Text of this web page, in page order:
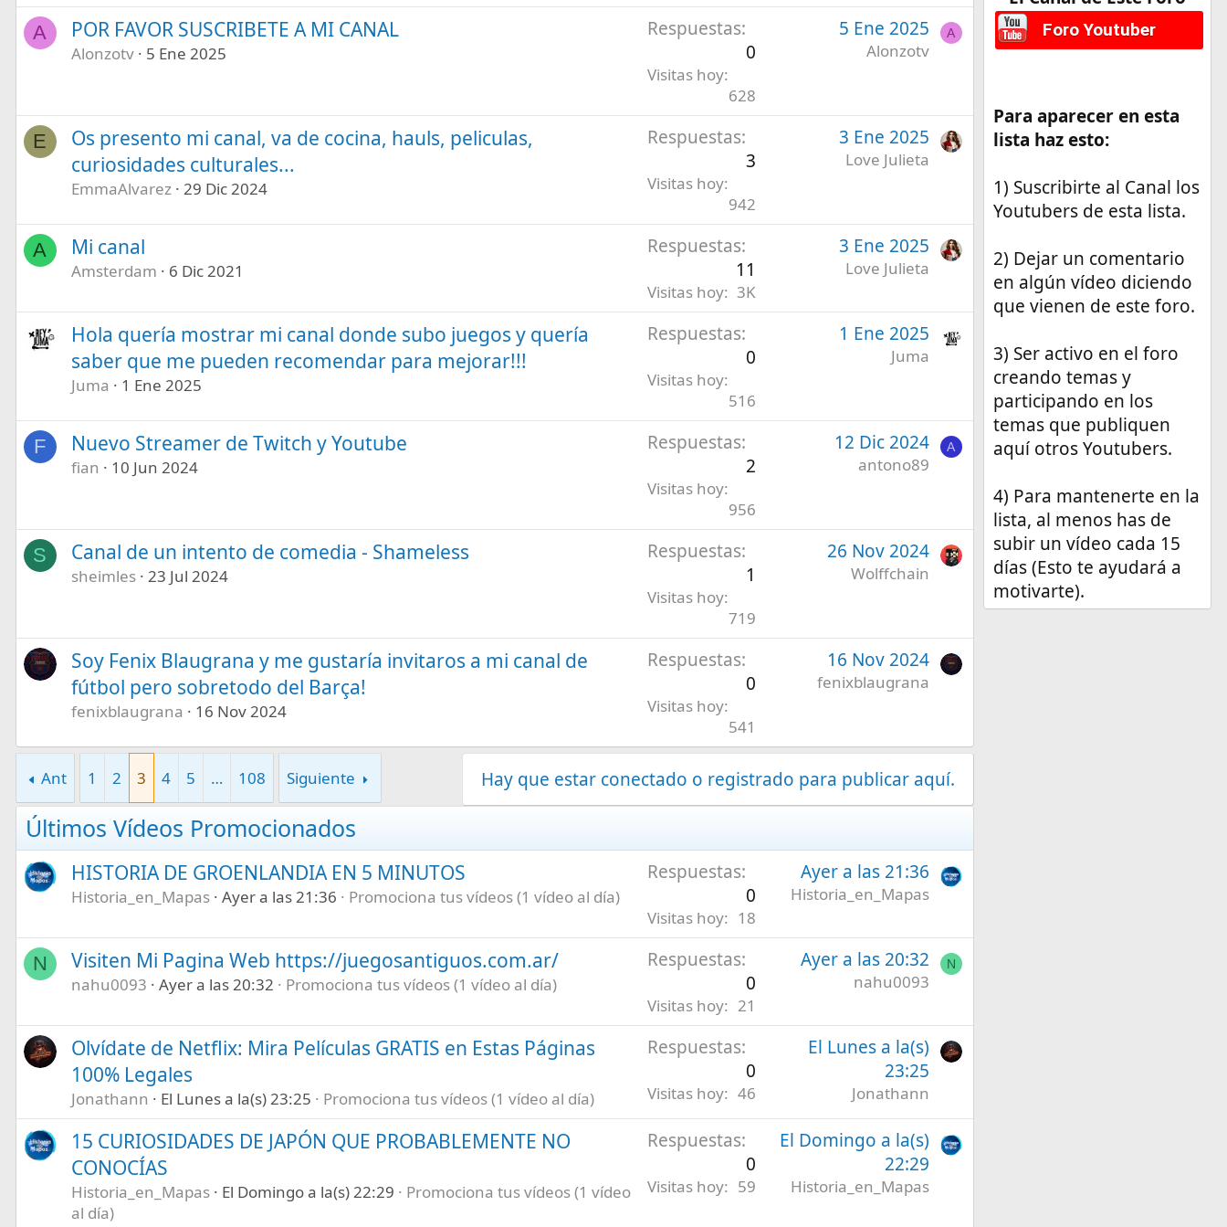
A POR FAVOR SUSCRIBETE A MI CANAL
Alonzotv 5 Ene 2025
Respuestas
0
Visitas hoy
628
5 Ene 2025
Alonzotv
A
E
Os presento mi canal, va de cocina, hauls, peliculas,
curiosidades culturales...
EmmaAlvarez 29 Dic 2024
Respuestas
3
Visitas hoy
942
3 Ene 2025
Love Julieta
A Mi canal
Amsterdam 6 Dic 2021
Respuestas
11
Visitas hoy 3K
3 Ene 2025
Love Julieta
Hola quería mostrar mi canal donde subo juegos y quería
saber que me pueden recomendar para mejorar!!!
Juma 1 Ene 2025
Respuestas
0
Visitas hoy
516
1 Ene 2025
Juma
F Nuevo Streamer de Twitch y Youtube
fian 10 Jun 2024
Respuestas
2
Visitas hoy
956
12 Dic 2024
antono89
A
S Canal de un intento de comedia - Shameless
sheimles 23 Jul 2024
Respuestas
1
Visitas hoy
719
26 Nov 2024
Wolffchain
Soy Fenix Blaugrana y me gustaría invitaros a mi canal de
fútbol pero sobretodo del Barça!
fenixblaugrana 16 Nov 2024
Respuestas
0
Visitas hoy
541
16 Nov 2024
fenixblaugrana
Ant 1 2 3 4 5 … 108 Siguiente Hay que estar conectado o registrado para publicar aquí.
Últimos Vídeos Promocionados
HISTORIA DE GROENLANDIA EN 5 MINUTOS
Historia_en_Mapas Ayer a las 21:36 Promociona tus vídeos (1 vídeo al día)
Respuestas
0
Visitas hoy 18
Ayer a las 21:36
Historia_en_Mapas
N Visiten Mi Pagina Web https://juegosantiguos.com.ar/
nahu0093 Ayer a las 20:32 Promociona tus vídeos (1 vídeo al día)
Respuestas
0
Visitas hoy 21
Ayer a las 20:32
nahu0093
N
Olvídate de Netflix: Mira Películas GRATIS en Estas Páginas
100% Legales
Jonathann El Lunes a la(s) 23:25 Promociona tus vídeos (1 vídeo al día)
Respuestas
0
Visitas hoy 46
El Lunes a la(s)
23:25
Jonathann
15 CURIOSIDADES DE JAPÓN QUE PROBABLEMENTE NO
CONOCÍAS
Historia_en_Mapas El Domingo a la(s) 22:29
Promociona tus vídeos (1 vídeo
al día)
Respuestas
0
Visitas hoy 59
El Domingo a la(s)
22:29
Historia_en_Mapas
Foro Youtuber
Para aparecer en esta
lista haz esto:
1) Suscribirte al Canal los
Youtubers de esta lista.
2) Dejar un comentario
en algún vídeo diciendo
que vienen de este foro.
3) Ser activo en el foro
creando temas y
participando en los
temas que publiquen
aquí otros Youtubers.
4) Para mantenerte en la
lista, al menos has de
subir un vídeo cada 15
días (Esto te ayudará a
motivarte).